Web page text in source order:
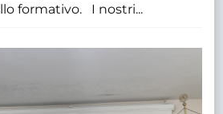
formativo. I nostri...